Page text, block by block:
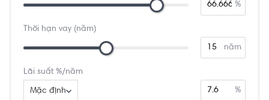
%
Thời hạn vay (năm)
năm
Lãi suất %/năm
Mặc định %